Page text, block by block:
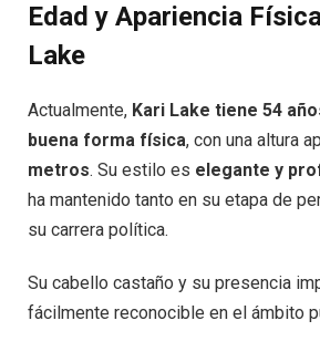
Edad y Apariencia
Lake
Actualmente, Kari Lake tiene 54
buena forma física, con una altura
metros. Su estilo es elegante y
ha mantenido tanto en su etapa de
su carrera política.
Su cabello castaño y su presencia
fácilmente reconocible en el ámbito